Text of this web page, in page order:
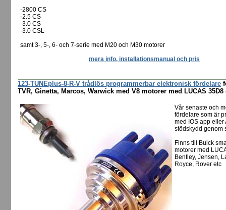
-2800 CS
-2.5 CS
-3.0 CS
-3.0 CSL
samt 3-, 5-, 6- och 7-serie med M20 och M30 motorer
mera info, installationsmanual och pris
123-TUNEplus-8-R-V trådlös programmerbar elektronisk fördelare
TVR, Ginetta, Marcos, Warwick med V8 motorer med LUCAS
Vår senaste och
fördelare som är
med IOS app
stödskydd genom
Finns till Buick
motorer med
Bentley, Jensen,
Royce, Rover etc